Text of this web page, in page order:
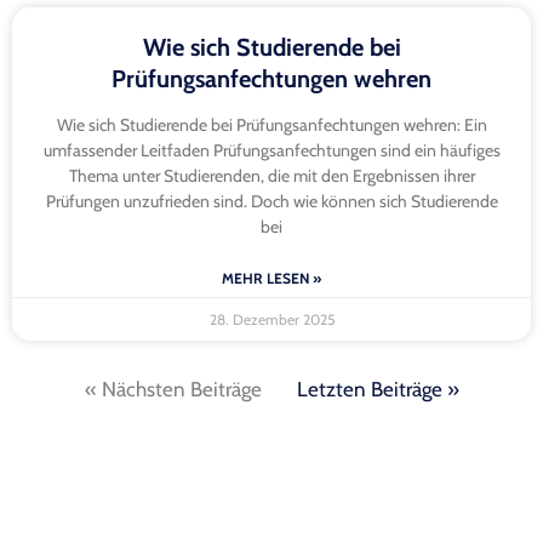
Wie sich Studierende bei
Prüfungsanfechtungen wehren
Wie sich Studierende bei Prüfungsanfechtungen wehren: Ein
umfassender Leitfaden Prüfungsanfechtungen sind ein häufiges
Thema unter Studierenden, die mit den Ergebnissen ihrer
Prüfungen unzufrieden sind. Doch wie können sich Studierende
bei
MEHR LESEN »
28. Dezember 2025
« Nächsten Beiträge Letzten Beiträge »